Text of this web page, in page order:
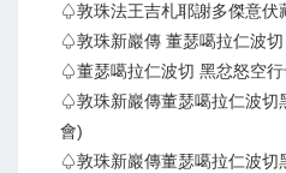
♤敦珠法王吉札耶謝多傑意伏
♤敦珠新巖傳 董瑟噶拉仁波
♤董瑟噶拉仁波切 黑忿怒空
♤敦珠新巖傳董瑟噶拉仁波切
會)
♤敦珠新巖傳董瑟噶拉仁波切